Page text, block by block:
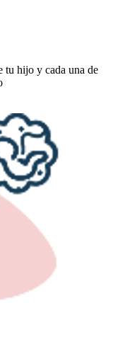
tu hijo y cada una de